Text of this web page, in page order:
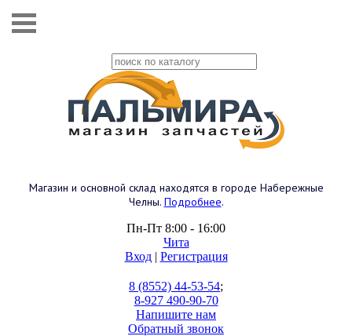
Магазин и основной склад находятся в городе Набережные
Челны. Подробнее.
Пн-Пт 8:00 - 16:00
Чита
Вход| Регистрация
8 (8552) 44-53-54;
8-927 490-90-70
Напишите нам
Обратный звонок